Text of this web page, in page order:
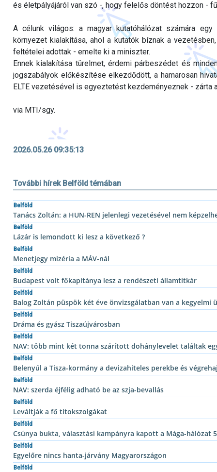
és életpályájáról van szó -, hogy felelős döntést hozzon -
A célunk világos: a magyar kutatóhálózat számára
környezet kialakítása, ahol a kutatók bíznak a
feltételei adottak - emelte ki a miniszter.
Ennek kialakítása türelmet, érdemi párbeszédet és
jogszabályok előkészítése elkezdődött, a hamarosan
ELTE vezetésével is egyeztetést kezdeményeznek - zárta
via MTI/sgy.
2026.05.26 09:35:13
További hírek Belföld témában
Belföld
Tanács Zoltán: a HUN-REN jelenlegi vezetésével nem
Belföld
Lázár is lemondott ki lesz a következő ?
Belföld
Menetjegy mizéria a MÁV-nál
Belföld
Budapest volt főkapitánya lesz a rendészeti államtitkár
Belföld
Balog Zoltán püspök két éve önvizsgálatban van a kegyelmi
Belföld
Dráma és gyász Tiszaújvárosban
Belföld
NAV: több mint két tonna szárított dohánylevelet találtak
Belföld
Belenyúl a Tisza-kormány a devizahiteles perekbe és
Belföld
NAV: szerda éjfélig adható be az szja-bevallás
Belföld
Leváltják a fő titokszolgákat
Belföld
Csúnya bukta, választási kampányra kapott a Mága-hálózat
Belföld
Egyelőre nincs hanta-járvány Magyarországon
Belföld